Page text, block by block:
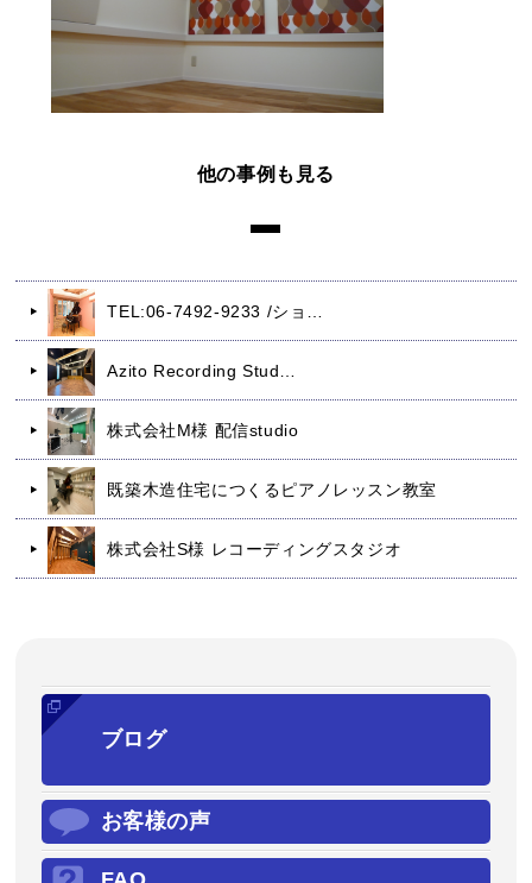
他の事例も見る
TEL:06-7492-9233 /ショ…
Azito Recording Stud…
株式会社M様 配信studio
既築木造住宅につくるピアノレッスン教室
株式会社S様 レコーディングスタジオ
ブログ
お客様の声